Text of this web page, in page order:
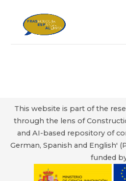
This website is part of the
through the lens of
and AI-based repository of
German, Spanish and English'
funded